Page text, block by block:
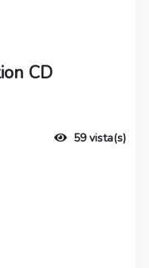
CD
59 vista(s)